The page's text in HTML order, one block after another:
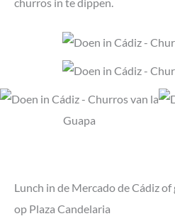
churros in te dippen.
Lunch in de Mercado de Cádiz
op Plaza Candelaria